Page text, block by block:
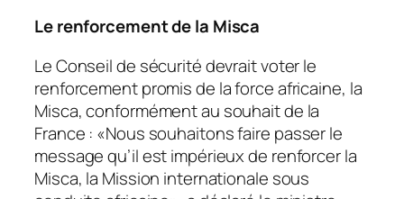
Le renforcement de la Misca
Le Conseil de sécurité devrait voter le
renforcement promis de la force africaine, la
Misca, conformément au souhait de la
France : «Nous souhaitons faire passer le
message qu’il est impérieux de renforcer la
Misca, la Mission internationale sous